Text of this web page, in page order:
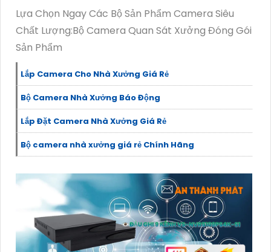
Lựa Chọn Ngay Các Bộ Sản Phẩm Camera Siêu
Chất Lượng:Bộ Camera Quan Sát Xưởng Đóng Gói
Sản Phẩm
Lắp Camera Cho Nhà Xưởng Giá Rẻ
Bộ Camera Nhà Xưởng Báo Động
Lắp Đặt Camera Nhà Xưởng Giá Rẻ
Bộ camera nhà xưởng giá rẻ Chính Hãng